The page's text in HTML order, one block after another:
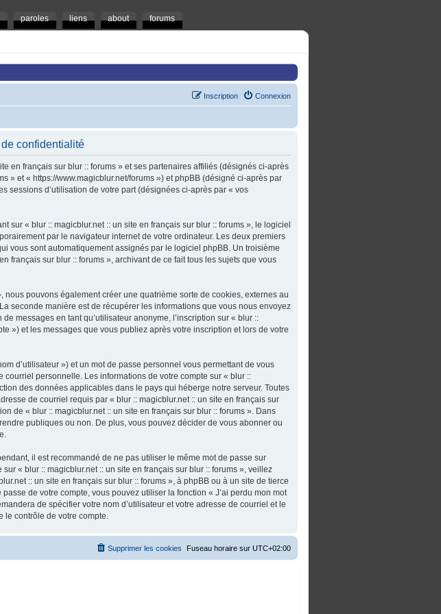
paroles liens about forums
Connexion
Inscription
confidentialité
en français sur blur :: forums » et ses partenaires affiliés (désignés ci-après
» et « https://www.magicblur.net/forums ») et phpBB (désigné ci-après par
sessions d’utilisation de votre part (désignées ci-après par « vos
« blur :: magicblur.net :: un site en français sur blur :: forums », le logiciel
par le navigateur internet de votre ordinateur. Les deux premiers
vous sont automatiquement assignés par le logiciel phpBB. Un troisième
français sur blur :: forums », archivant de ce fait tous les sujets que vous
pouvons également créer une quatrième sorte de cookies, externes au
seconde manière est de récupérer les informations que vous nous envoyez
messages en tant qu’utilisateur anonyme, l’inscription sur « blur ::
») et les messages que vous publiez après votre inscription et lors de votre
d’utilisateur ») et un mot de passe personnel vous permettant de vous
personnelle. Les informations de votre compte sur « blur ::
des données applicables dans le pays qui héberge notre serveur. Toutes
de courriel requis par « blur :: magicblur.net :: un site en français sur
de « blur :: magicblur.net :: un site en français sur blur :: forums ». Dans
publiques ou non. De plus, vous pouvez décider de vous abonner ou
il est recommandé de ne pas utiliser le même mot de passe sur
« blur :: magicblur.net :: un site en français sur blur :: forums », veillez
:: un site en français sur blur :: forums », à phpBB ou à un site de tierce
de votre compte, vous pouvez utiliser la fonction « J’ai perdu mon mot
de spécifier votre nom d’utilisateur et votre adresse de courriel et le
le contrôle de votre compte.
Fuseau horaire sur UTC+02:00
Supprimer les cookies